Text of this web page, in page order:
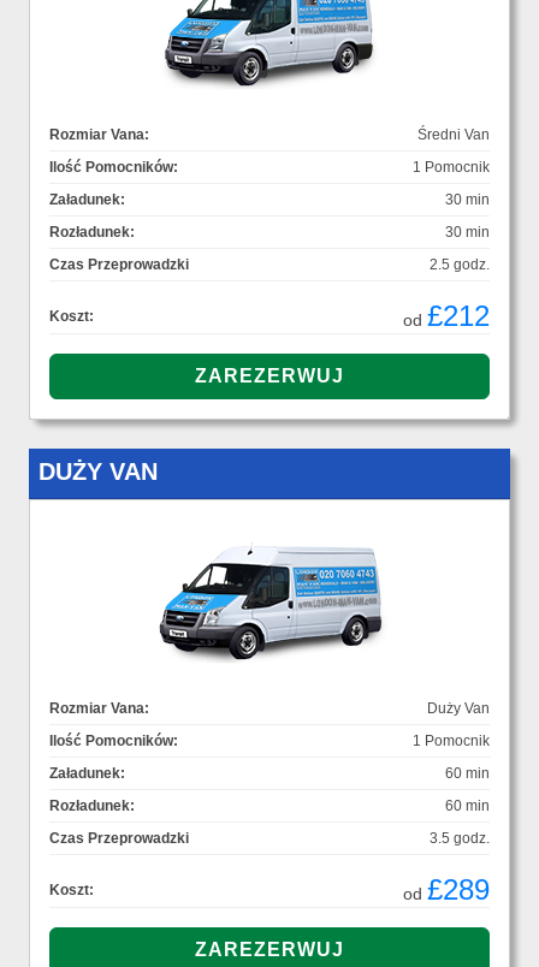
Rozmiar Vana:
Średni Van
Ilość Pomocników:
1 Pomocnik
Załadunek:
30 min
Rozładunek:
30 min
Czas Przeprowadzki
2.5 godz.
Koszt: od £212
DUŻY VAN
Rozmiar Vana:
Duży Van
Ilość Pomocników:
1 Pomocnik
Załadunek:
60 min
Rozładunek:
60 min
Czas Przeprowadzki
3.5 godz.
Koszt: od £289